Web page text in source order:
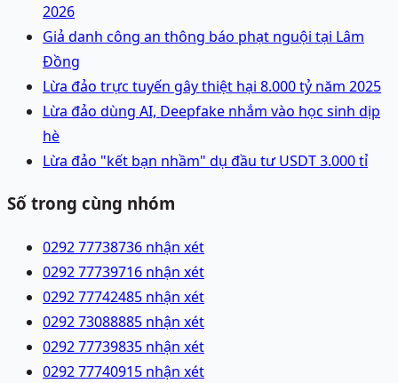
2026
Giả danh công an thông báo phạt nguội tại Lâm
Đồng
Lừa đảo trực tuyến gây thiệt hại 8.000 tỷ năm 2025
Lừa đảo dùng AI, Deepfake nhắm vào học sinh dịp
hè
Lừa đảo "kết bạn nhầm" dụ đầu tư USDT 3.000 tỉ
Số trong cùng nhóm
0292 77738736 nhận xét
0292 77739716 nhận xét
0292 77742485 nhận xét
0292 73088885 nhận xét
0292 77739835 nhận xét
0292 77740915 nhận xét